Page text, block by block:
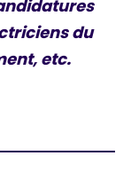
du
etc.